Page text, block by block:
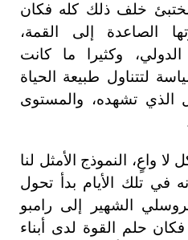
خلف ذلك كله فكان
الصاعدة إلى القمة،
وكثيرا ما كانت
لتتناول طبيعة الحياة
الذي تشهده، والمستوى
واعٍ، النموذج الأمثل لنا
في تلك الأيام بدأ تحول
الشهير إلى رامبو
فكان حلم القوة لدى أبناء